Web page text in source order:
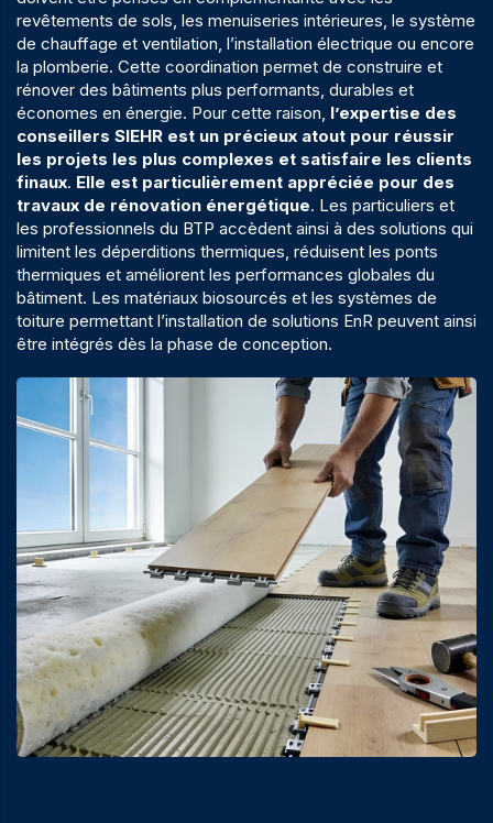
revêtements de sols, les menuiseries intérieures, le système
de chauffage et ventilation, l’installation électrique ou encore
la plomberie. Cette coordination permet de construire et
rénover des bâtiments plus performants, durables et
économes en énergie. Pour cette raison, l’expertise des
conseillers SIEHR est un précieux atout pour réussir
les projets les plus complexes et satisfaire les clients
finaux. Elle est particulièrement appréciée pour des
travaux de rénovation énergétique. Les particuliers et
les professionnels du BTP accèdent ainsi à des solutions qui
limitent les déperditions thermiques, réduisent les ponts
thermiques et améliorent les performances globales du
bâtiment. Les matériaux biosourcés et les systèmes de
toiture permettant l’installation de solutions EnR peuvent ainsi
être intégrés dès la phase de conception.